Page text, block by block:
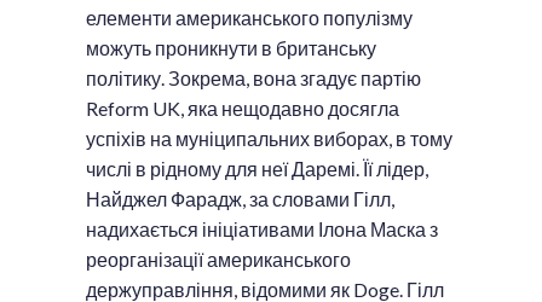
елементи американського популізму
можуть проникнути в британську
політику. Зокрема, вона згадує партію
Reform UK, яка нещодавно досягла
успіхів на муніципальних виборах, в тому
числі в рідному для неї Даремі. Її лідер,
Найджел Фарадж, за словами Гілл,
надихається ініціативами Ілона Маска з
реорганізації американського
держуправління, відомими як Doge. Гілл